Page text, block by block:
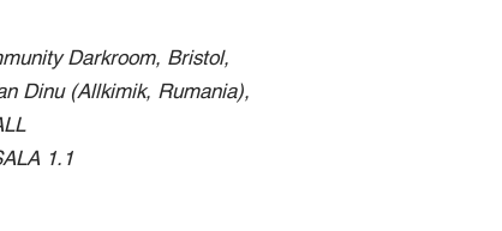
Darkroom, Bristol,
Dinu (Allkimik, Rumania),
1.1